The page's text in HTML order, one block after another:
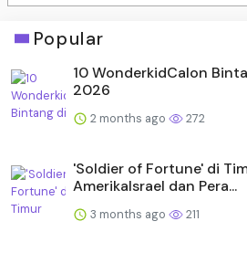
Popular
10 WonderkidCalon
2026
2 months ago 272
'Soldier of Fortune' di
AmerikaIsrael dan Pera...
3 months ago 211